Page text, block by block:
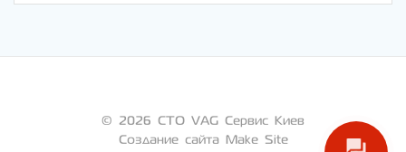
© 2026 СТО VAG Сервис Киев
Создание сайта Make Site